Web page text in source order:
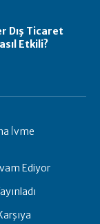
Dış Ticaret
Etkili?
İvme
Ediyor